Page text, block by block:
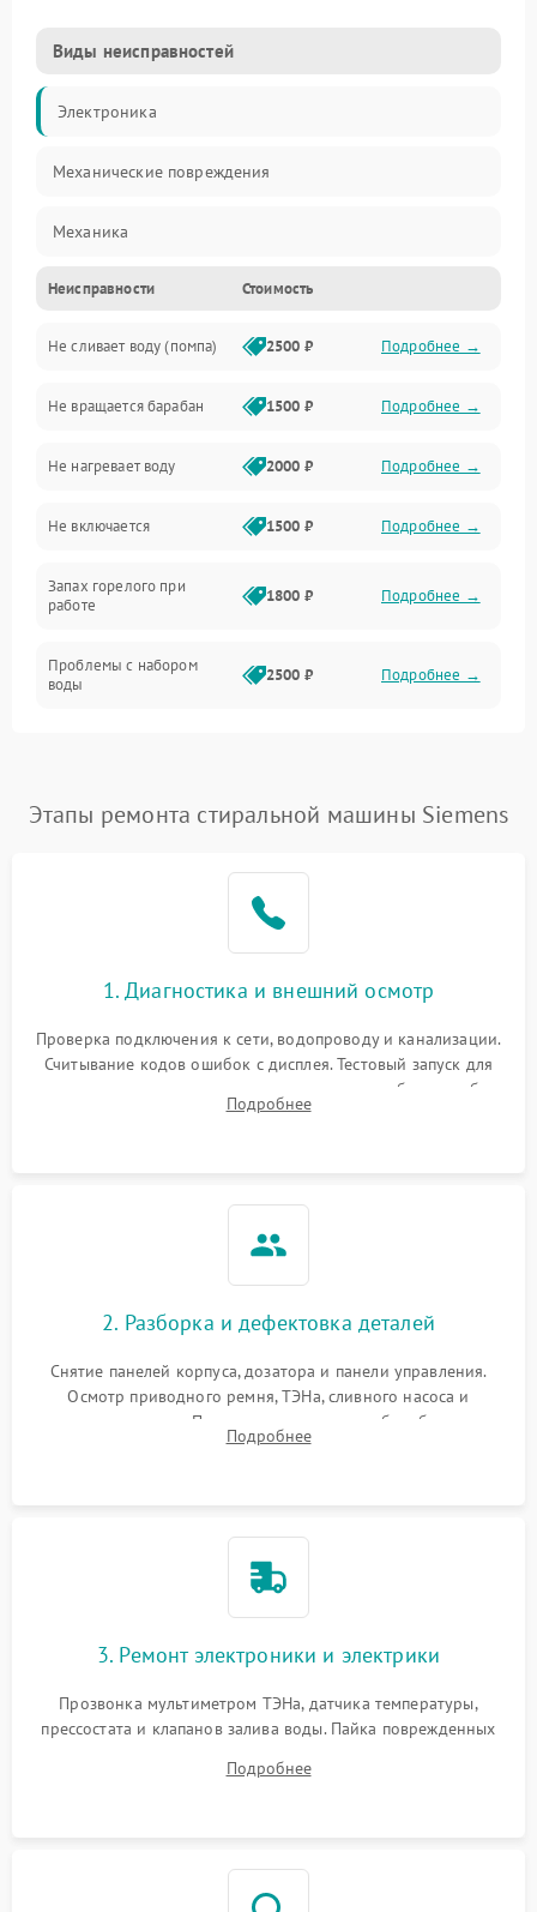
Виды неисправностей
Электроника
Механические повреждения
Механика
Электропитание
Водоснабжение
Слив
Программное обеспечение
Неисправности Стоимость
Не сливает воду (помпа) 2500 ₽ Подробнее →
Не вращается барабан 1500 ₽ Подробнее →
Не нагревает воду 2000 ₽ Подробнее →
Не включается 1500 ₽ Подробнее →
Запах горелого при
работе
1800 ₽ Подробнее →
Проблемы с набором
воды
2500 ₽ Подробнее →
2200 ₽ Подробнее →
Этапы ремонта стиральной машины Siemens
1. Диагностика и внешний осмотр
Проверка подключения к сети, водопроводу и канализации.
Считывание кодов ошибок с дисплея. Тестовый запуск для
выявления посторонних шумов, протечек или сбоев в работе
электронного модуля управления.
Подробнее
2. Разборка и дефектовка деталей
Снятие панелей корпуса, дозатора и панели управления.
Осмотр приводного ремня, ТЭНа, сливного насоса и
амортизаторов. Проверка подшипников барабана и
крестовины на износ, а манжеты люка на разрывы.
Подробнее
3. Ремонт электроники и электрики
Прозвонка мультиметром ТЭНа, датчика температуры,
прессостата и клапанов залива воды. Пайка поврежденных
Восстановление целостности проводки и контактов.
Подробнее